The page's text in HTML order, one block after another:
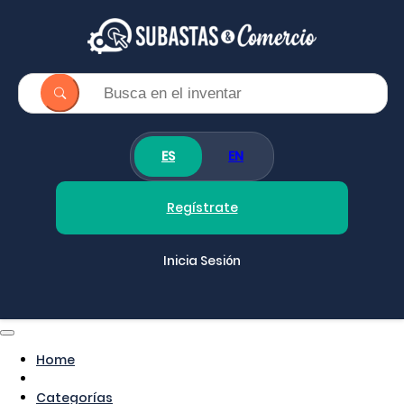
ES EN
Regístrate
Inicia Sesión
Home
Categorías